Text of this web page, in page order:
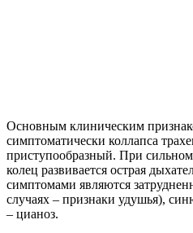
Основным клиническим
симптоматически коллапса
приступообразный. При
колец развивается острая
симптомами являются
случаях – признаки удушья),
– цианоз.